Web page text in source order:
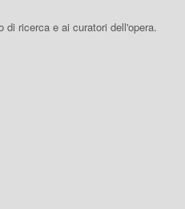
ricerca e ai curatori dell'opera.